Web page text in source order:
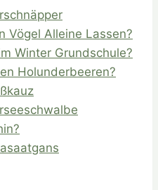
Vögel Alleine Lassen?
Winter Grundschule?
Holunderbeeren?